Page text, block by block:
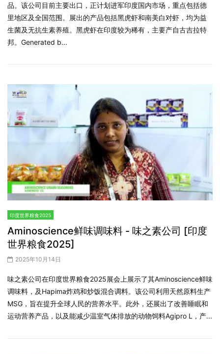
品。该公司目前主要出口，正计划进军印度国内市场，重点包括德
里地区及全国范围。展出的产品包括黑虎虾和南美白对虾，均为益
生菌及无抗生素养殖。黑虎虾在印度较为稀有，主要产自古吉拉特
邦。Generated b...
印度世界粮食2025
Aminoscience鲜味调味料 - 味之素公司 [印度
世界粮食2025]
2025年10月14日
味之素公司在印度世界粮食2025展会上展示了其Aminoscience鲜味
调味料，及Hapima炸鸡和炒饭混合调料。该公司利用天然原料生产
MSG，旨在提升全球人民的营养水平。此外，还展出了改善睡眠和
运动营养产品，以及能减少温室气体排放的动物饲料Agipro L，产...